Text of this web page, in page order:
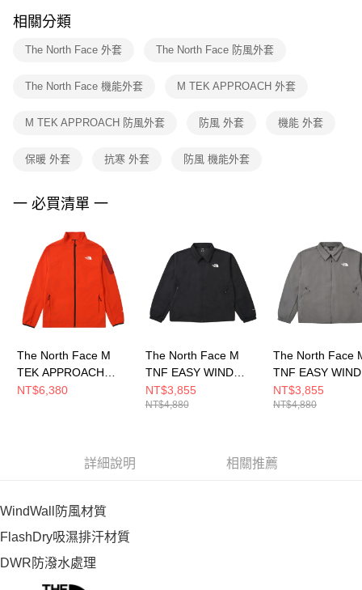
※ 交易是否成功請以「AFTEE先享後付 」之結帳頁面顯示為準，若有關於
是否繳費成功／繳費後需取消欲退款等相關疑問，請聯繫「AFTEE先享後付
客戶支援中心」https://netprotections.freshdesk.com/support/home
１．透過由恩沛科技股份有限公司提供之「AFTEE先享後付」服務完成之交
權轉讓予恩沛科技股份有限公司。
３．未成年的使用者請事先徵得法定代理人或監護人之同意方可使用
４．使用「AFTEE先享後付」時，將依據個別帳號之用戶狀況，依本公司即
請求用戶進行身份認證。
５．嚴禁一人註冊多個帳號或使用他人資訊註冊。若發現惡意使用之情形，
恩沛科技股份有限公司將有權停止該用戶之使用額度並採取法律行動。
相關分類
The North Face 外套 The North Face 防風外套
The North Face 機能外套 M TEK APPROACH 外套
M TEK APPROACH 防風外套 防風 外套 機能 外套
保暖 外套 抗寒 外套 防風 機能外套
一 必買清單 一
The North Face M
TEK APPROACH
JACKET - AP 男 其他
NT$6,380
The North Face M
TNF EASY WIND
JACKET - AP 男 風衣
外套 NF0A8HQEJK3
NT$3,855
NT$4,880
The North Face
TNF EASY WIND
JACKET - AP 男
外套
NT$3,855
NT$4,880
詳細說明 相關推薦
WindWall防風材質
FlashDry吸濕排汗材質
DWR防潑水處理